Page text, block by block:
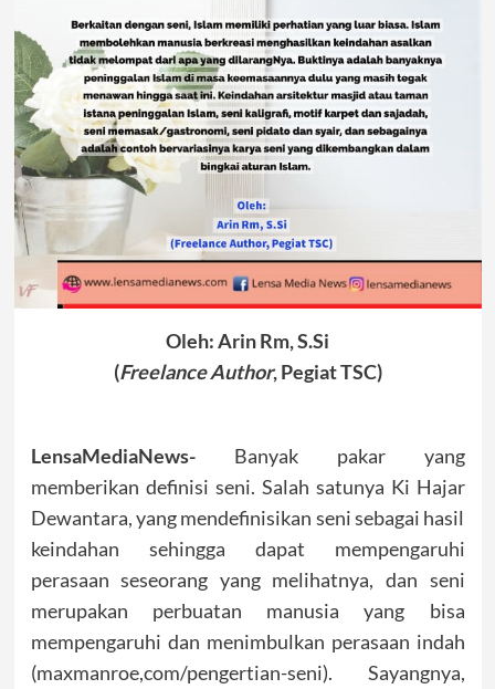
Oleh: Arin Rm, S.Si
(Freelance Author, Pegiat TSC)
LensaMediaNews-Banyak pakar yang
memberikan definisi seni. Salah satunya Ki Hajar
Dewantara, yang mendefinisikan seni sebagai hasil
keindahan sehingga dapat mempengaruhi
perasaan seseorang yang melihatnya, dan seni
merupakan perbuatan manusia yang bisa
mempengaruhi dan menimbulkan perasaan indah
(maxmanroe,com/pengertian-seni). Sayangnya,